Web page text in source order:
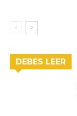
DEBES LEER